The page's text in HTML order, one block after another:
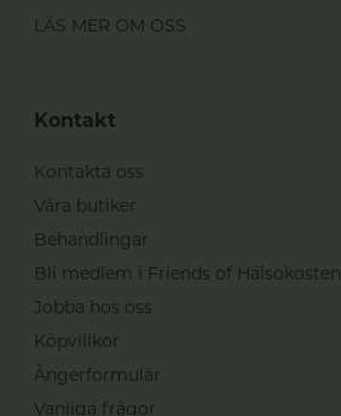
LÄS MER OM OSS
Kontakt
Kontakta oss
Våra butiker
Behandlingar
Bli medlem i Friends of Hälsokosten
Jobba hos oss
Köpvillkor
Ångerformulär
Vanliga frågor